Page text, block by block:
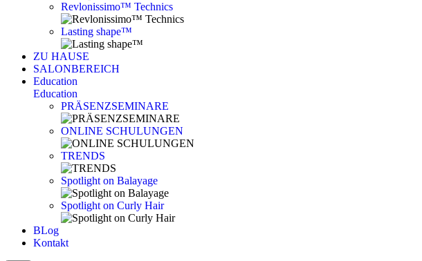
Revlonissimo™ Technics
Lasting shape™
ZU HAUSE
SALONBEREICH
Education
Education
PRÄSENZSEMINARE
ONLINE SCHULUNGEN
TRENDS
Spotlight on Balayage
Spotlight on Curly Hair
BLog
Kontakt